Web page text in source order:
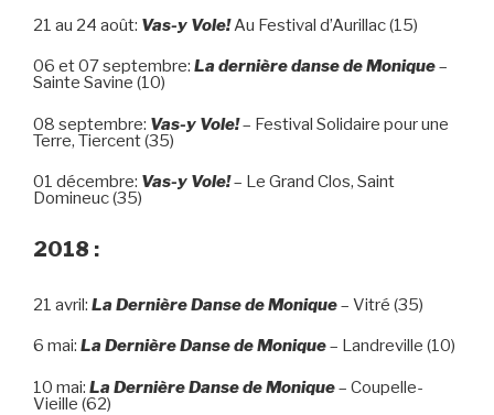
21 au 24 août: Vas-y Vole!Au Festival d’Aurillac (15)
06 et 07 septembre: La dernière danse de Monique–
Sainte Savine (10)
08 septembre: Vas-y Vole!– Festival Solidaire pour une
Terre, Tiercent (35)
01 décembre: Vas-y Vole!– Le Grand Clos, Saint
Domineuc (35)
2018 :
21 avril: La Dernière Danse de Monique– Vitré (35)
6 mai: La Dernière Danse de Monique– Landreville (10)
10 mai: La Dernière Danse de Monique– Coupelle-
Vieille (62)